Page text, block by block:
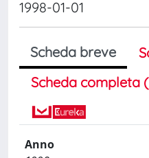
1998-01-01
Scheda breve
Scheda completa
Anno